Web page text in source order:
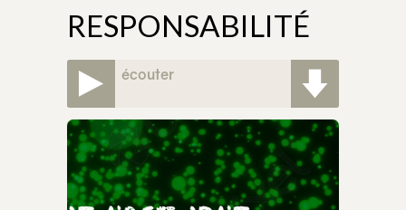
RESPONSABILITÉ
écouter